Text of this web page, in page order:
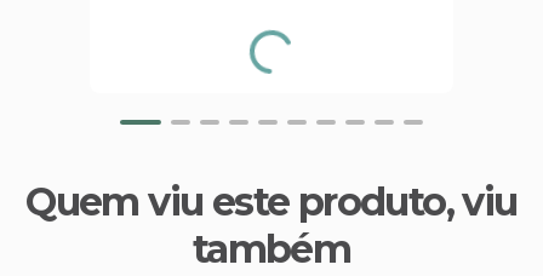
Quem viu este produto, viu
também